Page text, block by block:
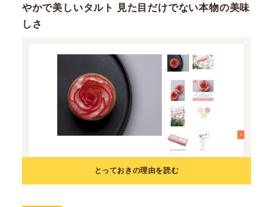
やかで美しいタルト 見た目だけでない本物の美味
しさ
とっておきの理由を読む